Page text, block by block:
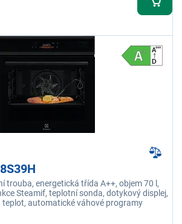
trouba, energetická třída A++, objem 70 l,
Steamif, teplotní sonda, dotykový displej,
automatické váhové programy